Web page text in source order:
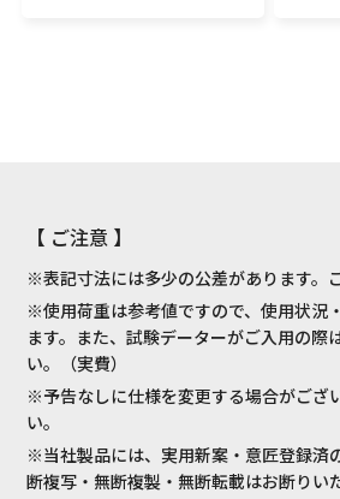
【 ご注意 】
※表記寸法には多少の公差があります。
※使用荷重は参考値ですので、使用状況
ます。また、試験データーがご入用の際
い。（実費）
※予告なしに仕様を変更する場合がござ
い。
※当社製品には、実用新案・意匠登録済
断複写・無断複製・無断転載はお断りい